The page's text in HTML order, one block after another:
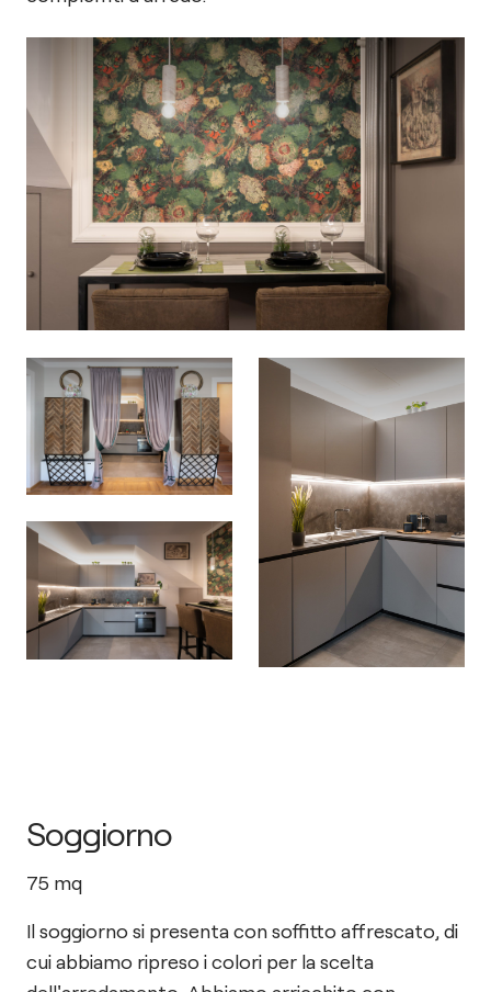
Soggiorno
75 mq
Il soggiorno si presenta con soffitto affrescato, di
cui abbiamo ripreso i colori per la scelta